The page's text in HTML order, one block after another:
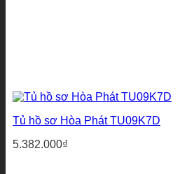
Tủ hồ sơ Hòa Phát TU09K7D
5.382.000₫